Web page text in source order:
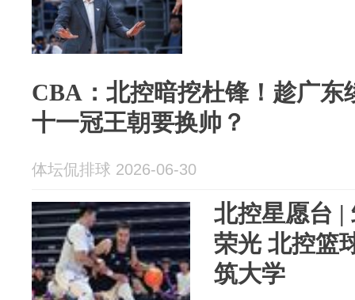
CBA：北控暗挖杜锋！趁广东
十一冠王朝要换帅？
体坛侃排球 2026-06-30
北控星愿台 |
荣光 北控篮
筑大学